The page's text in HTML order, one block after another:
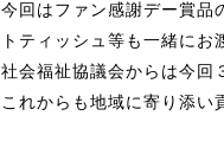
今回はファン感謝デー賞品
トティッシュ等も一緒にお
社会福祉協議会からは今回
これからも地域に寄り添い